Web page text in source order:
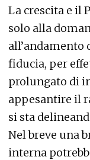
La crescita e il
solo alla
all’andamento
fiducia, per
prolungato di
appesantire il
si sta
Nel breve una
interna